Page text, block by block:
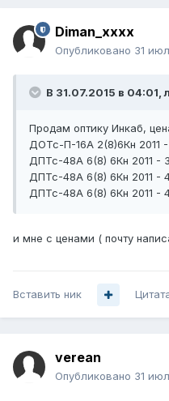
Diman_xxxx
Опубликовано 31
В 31.07.2015 в 04:01,
Продам оптику Инкаб,
ДОТс-П-16А 2(8)6Кн 2011
ДПТс-48А 6(8) 6Кн 2011 -
ДПТс-48А 6(8) 6Кн 2011 -
ДПТс-48А 6(8) 6Кн 2011 -
и мне с ценами ( почту
Вставить ник
verean
Опубликовано 31